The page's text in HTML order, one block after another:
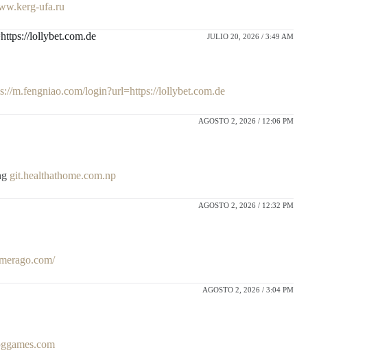
ufa.ru
lollybet.com.de JULIO 20, 2026 / 3:49 AM
m.fengniao.com/login?url=https://lollybet.com.de
AGOSTO 2, 2026 / 12:06 PM
git.healthathome.com.np
AGOSTO 2, 2026 / 12:32 PM
AGOSTO 2, 2026 / 3:04 PM